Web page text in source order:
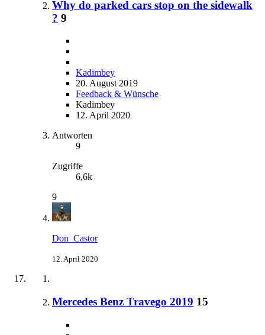
Why do parked cars stop on the sidewalk
? 9
Kadimbey
20. August 2019
Feedback & Wünsche
Kadimbey
12. April 2020
Antworten
9
Zugriffe
6,6k
9
Don_Castor
12. April 2020
Mercedes Benz Travego 2019 15